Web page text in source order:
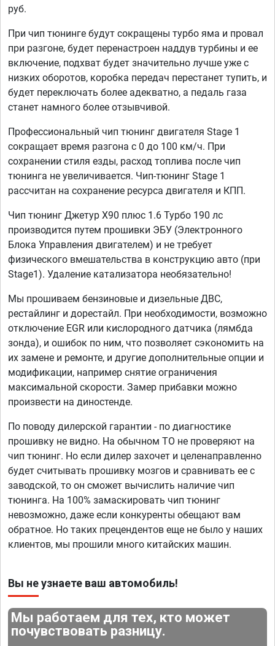
руб.
При чип тюнинге будут сокращены турбо яма и провал
при разгоне, будет перенастроен наддув турбины и ее
включение, подхват будет значительно лучше уже с
низких оборотов, коробка передач перестанет тупить, и
будет переключать более адекватно, а педаль газа
станет намного более отзывчивой.
Профессиональный чип тюнинг двигателя Stage 1
сокращает время разгона с 0 до 100 км/ч. При
сохранении стиля езды, расход топлива после чип
тюнинга не увеличивается. Чип-тюнинг Stage 1
рассчитан на сохранение ресурса двигателя и КПП.
Чип тюнинг Джетур Х90 плюс 1.6 Турбо 190 лс
производится путем прошивки ЭБУ (Электронного
Блока Управления двигателем) и не требует
физического вмешательства в конструкцию авто (при
Stage1). Удаление катализатора необязательно!
Мы прошиваем бензиновые и дизельные ДВС,
рестайлинг и дорестайл. При необходимости, возможно
отключение EGR или кислородного датчика (лямбда
зонда), и ошибок по ним, что позволяет сэкономить на
их замене и ремонте, и другие дополнительные опции и
модификации, например снятие ограничения
максимальной скорости. Замер прибавки можно
произвести на диностенде.
По поводу дилерской гарантии - по диагностике
прошивку не видно. На обычном ТО не проверяют на
чип тюнинг. Но если дилер захочет и целенаправленно
будет считывать прошивку мозгов и сравнивать ее с
заводской, то он сможет вычислить наличие чип
тюнинга. На 100% замаскировать чип тюнинг
невозможно, даже если конкуренты обещают вам
обратное. Но таких прецендентов еще не было у наших
клиентов, мы прошили много китайских машин.
Вы не узнаете ваш автомобиль!
Мы работаем для тех, кто может
почувствовать разницу.